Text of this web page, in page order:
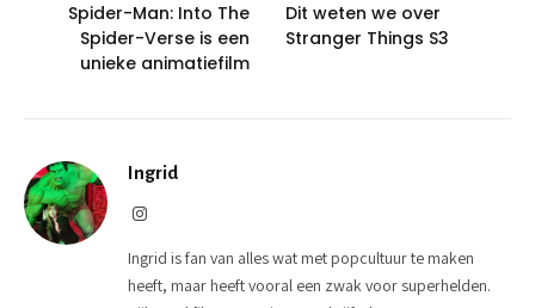
Spider-Man: Into The
Spider-Verse is een
unieke animatiefilm
Dit weten we over
Stranger Things S3
Ingrid
Instagram
Ingrid is fan van alles wat met popcultuur te maken
heeft, maar heeft vooral een zwak voor superhelden.